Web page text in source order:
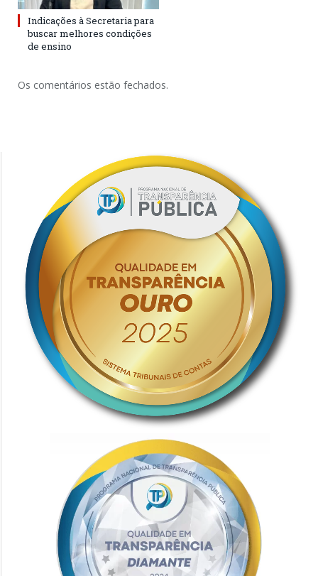
Indicações à Secretaria para
buscar melhores condições
de ensino
Os comentários estão fechados.